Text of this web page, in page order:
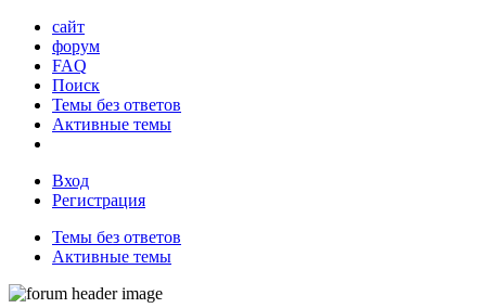
сайт
форум
FAQ
Поиск
Темы без ответов
Активные темы
Вход
Регистрация
Темы без ответов
Активные темы